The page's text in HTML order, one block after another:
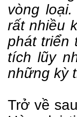
vòng
rất nhiều
phát triển
tích lũy
những kỳ
Trở về